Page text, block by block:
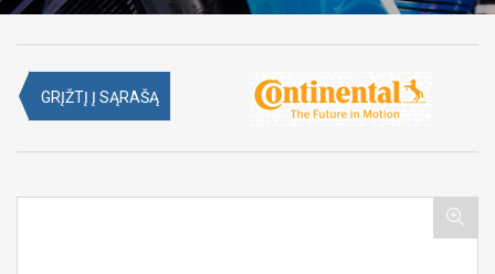
GRĮŽTĮ Į SĄRAŠĄ